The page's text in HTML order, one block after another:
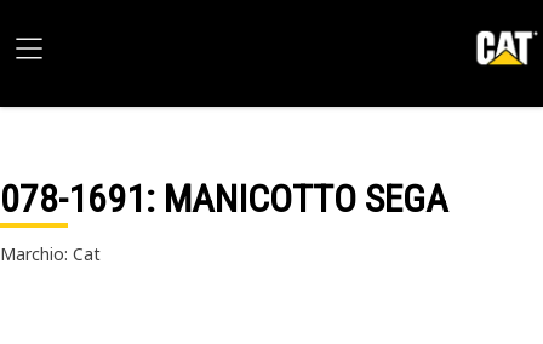
078-1691: MANICOTTO SEGA
Marchio: Cat